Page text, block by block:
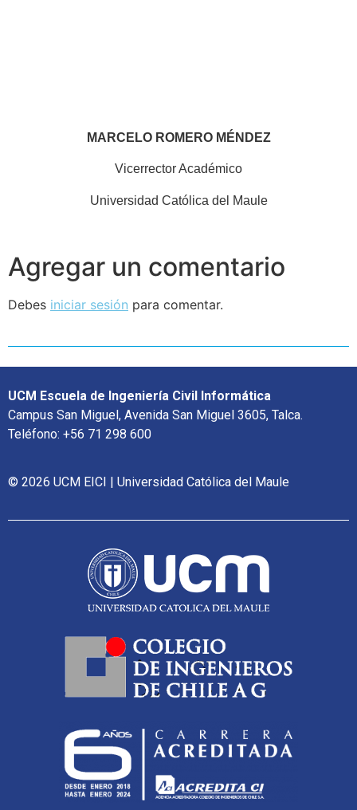
MARCELO ROMERO MÉNDEZ
Vicerrector Académico
Universidad Católica del Maule
Agregar un comentario
Debes iniciar sesión para comentar.
UCM Escuela de Ingeniería Civil Informática
Campus San Miguel, Avenida San Miguel 3605, Talca.
Teléfono: +56 71 298 600
© 2026 UCM EICI | Universidad Católica del Maule